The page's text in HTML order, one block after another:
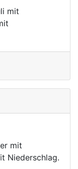
mit
mit
Niederschlag.